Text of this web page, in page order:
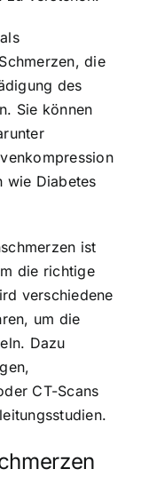
die
des
Sie können
wie Diabetes
ist
die richtige
verschiedene
um die
Dazu
CT-Scans